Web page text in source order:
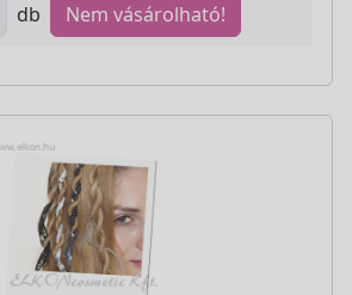
db Nem vásárolható!